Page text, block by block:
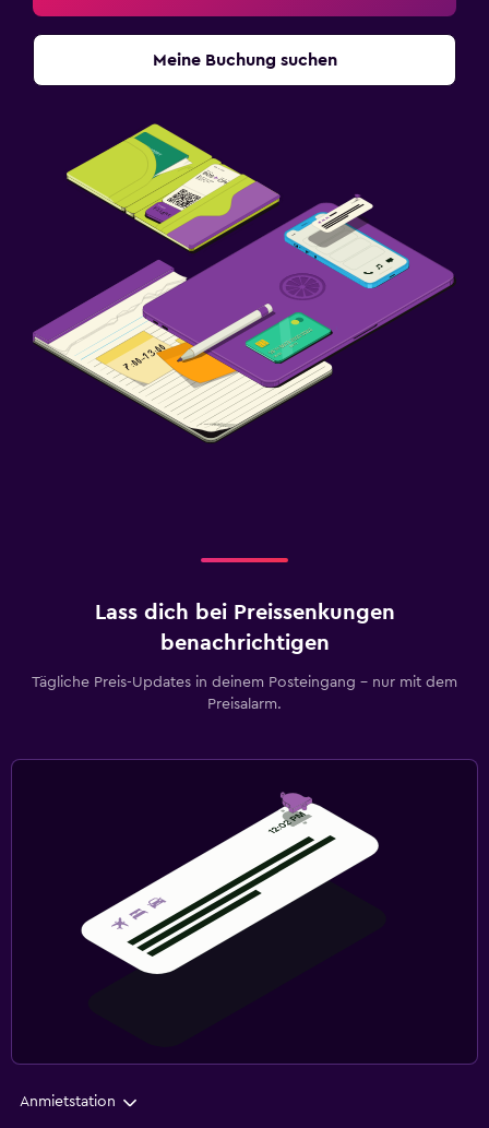
Meine Buchung suchen
Lass dich bei Preissenkungen
benachrichtigen
Tägliche Preis-Updates in deinem Posteingang – nur mit dem
Preisalarm.
Anmietstation